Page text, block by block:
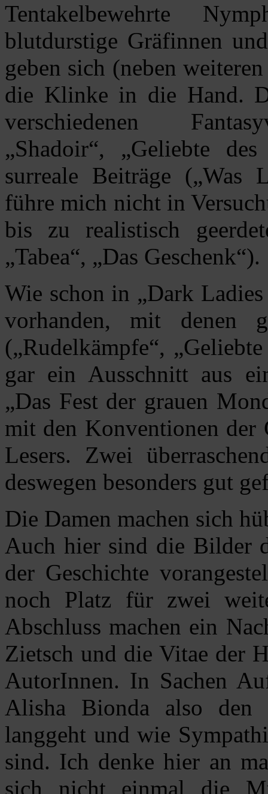
Tentakelbewehrte
blutdurstige Gräfinnen
geben sich (neben
die Klinke in die Hand.
verschiedenen
„Shadoir“, „Geliebte
surreale Beiträge
führe mich nicht in
bis zu realistisch
„Tabea“, „Das Geschenk“).
Wie schon in „Dark
vorhanden, mit denen
(„Rudelkämpfe“,
gar ein Ausschnitt aus
„Das Fest der grauen
mit den Konventionen der
Lesers. Zwei
deswegen besonders gut
Die Damen machen sich
Auch hier sind die Bilder
der Geschichte
noch Platz für zwei
Abschluss machen ein
Zietsch und die Vitae der
AutorInnen. In Sachen
Alisha Bionda also den
langgeht und wie
sind. Ich denke hier an
sich nicht einmal die